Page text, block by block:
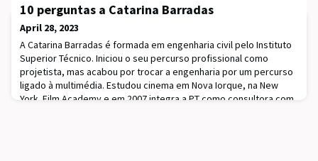
popular portuguesa, conduzido pela apresentadora Isabel Silva e
que contou com a presença do júri António Sala, Mónica Sintra,
Carlos Coincas e Henrique
10 perguntas a Catarina Barradas
April 28, 2023
A Catarina Barradas é formada em engenharia civil pelo Instituto
Superior Técnico. Iniciou o seu percurso profissional como
projetista, mas acabou por trocar a engenharia por um percurso
ligado à multimédia. Estudou cinema em Nova Iorque, na New
York Film Academy e em 2007 integra a PT como consultora com